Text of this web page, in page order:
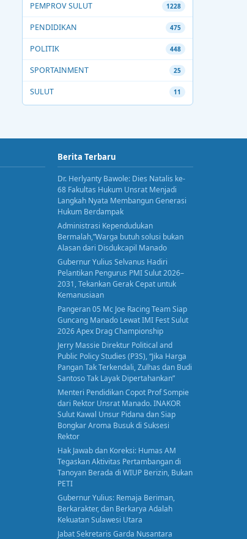
PEMPROV SULUT 1228
PENDIDIKAN 475
POLITIK 448
SPORTAINMENT 25
SULUT 11
Berita Terbaru
Dr. Herlyanty Bawole: Dies Natalis ke-
68 Fakultas Hukum Unsrat Menjadi
Langkah Nyata Membangun Generasi
Hukum Berdampak
Administrasi Kependudukan
Bermalah,”Warga butuh solusi bukan
Alasan dari Disdukcapil Manado
Gubernur Yulius Selvanus Hadiri
Pelantikan Pengurus PMI Sulut 2026–
2031, Tekankan Gerak Cepat untuk
Kemanusiaan
Pangeran 05 Mc Joe Racing Team Siap
Guncang Manado Lewat IMI Fest Sulut
2026 Apex Drag Championship
Jerry Massie Direktur Political and
Public Policy Studies (P3S), “Jika Harga
Pangan Tak Terkendali, Zulhas dan Budi
Santoso Tak Layak Dipertahankan”
Menteri Pendidikan Copot Prof Sompie
dari Rektor Unsrat Manado. INAKOR
Sulut Kawal Unsur Pidana dan Siap
Bongkar Aroma Busuk di Suksesi
Rektor
Hak Jawab dan Koreksi: Humas AM
Tegaskan Aktivitas Pertambangan di
Tanoyan Berada di WIUP Berizin, Bukan
PETI
Gubernur Yulius: Remaja Beriman,
Berkarakter, dan Berkarya Adalah
Kekuatan Sulawesi Utara
Jabat Sekretaris Garda Nusantara